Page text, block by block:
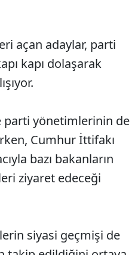
açan adaylar, parti
kapı dolaşarak
yönetimlerinin de
Cumhur İttifakı
bazı bakanların
ziyaret edeceği
siyasi geçmişi de